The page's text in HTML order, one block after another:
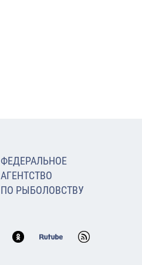
ФЕДЕРАЛЬНОЕ
АГЕНТСТВО
ПО РЫБОЛОВСТВУ